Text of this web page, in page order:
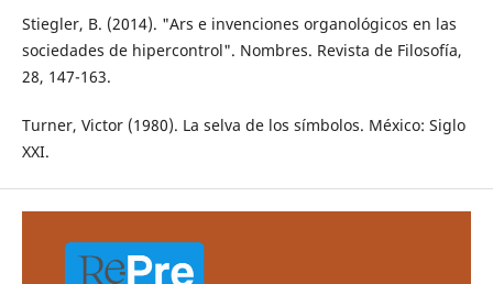
Stiegler, B. (2014). "Ars e invenciones organológicos en las
sociedades de hipercontrol". Nombres. Revista de Filosofía,
28, 147-163.
Turner, Victor (1980). La selva de los símbolos. México: Siglo
XXI.